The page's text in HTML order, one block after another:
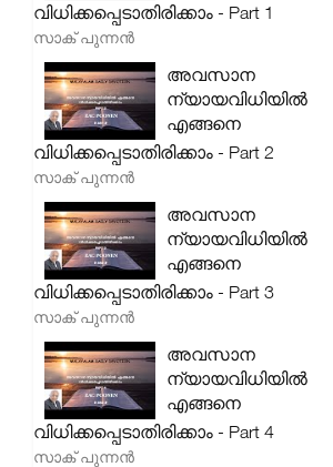
വിധിക്കപ്പെടാതിരിക്കാം - Part 1
സാക് പുന്നൻ
അവസാന
ന്യായവിധിയിൽ
എങ്ങനെ
വിധിക്കപ്പെടാതിരിക്കാം - Part 2
സാക് പുന്നൻ
അവസാന
ന്യായവിധിയിൽ
എങ്ങനെ
വിധിക്കപ്പെടാതിരിക്കാം - Part 3
സാക് പുന്നൻ
അവസാന
ന്യായവിധിയിൽ
എങ്ങനെ
വിധിക്കപ്പെടാതിരിക്കാം - Part 4
സാക് പുന്നൻ